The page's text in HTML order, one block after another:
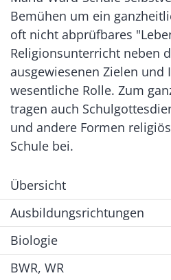
Bemühen um ein
oft nicht abprüfbares
Religionsunterricht neben
ausgewiesenen Zielen und
wesentliche Rolle. Zum
tragen auch
und andere Formen
Schule bei.
Übersicht
Ausbildungsrichtungen
Biologie
BWR, WR